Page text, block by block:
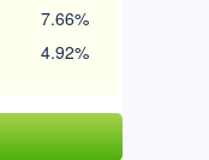
7.66%
4.92%